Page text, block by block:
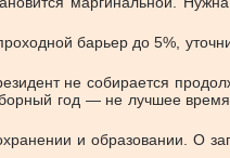
барьер до 5%,
не собирается
год — не лучшее
и образовании. О